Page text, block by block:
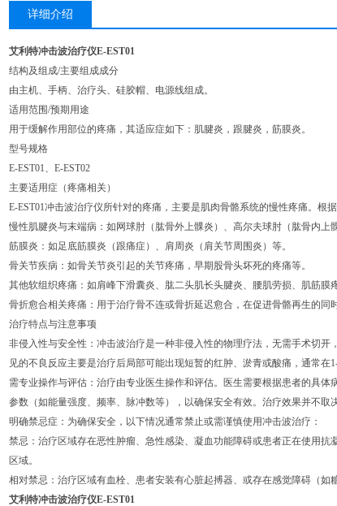
详细介绍
艾利特冲击波治疗仪E-EST01
结构及组成/主要组成成分
由主机、手柄、治疗头、硅胶帽、电源线组成。
适用范围/预期用途
用于缓解作用部位的疼痛，其适应症如下：肌腱炎，跟腱炎，筋膜炎。
型号规格
E-EST01、E-EST02
主要适用症（疼痛相关）
E-EST01冲击波治疗仪所针对的疼痛，主要是肌肉骨骼系统的慢性疼痛。根
慢性肌腱炎与末端病：如网球肘（肱骨外上髁炎）、高尔夫球肘（肱骨内上
筋膜炎：如足底筋膜炎（跟痛症）、肩周炎（肩关节周围炎）等。
骨关节疾病：如骨关节炎引起的关节疼痛，早期股骨头坏死的疼痛等。
其他软组织疼痛：如肩峰下滑囊炎、肱二头肌长头腱炎、腰肌劳损、肌筋膜
骨折愈合相关疼痛：用于治疗骨不连或骨折延迟愈合，在促进骨骼再生的同
治疗特点与注意事项
非侵入性与安全性：冲击波治疗是一种非侵入性的物理疗法，无需手术切
见的不良反应主要是治疗后局部可能出现短暂的红肿、淤青或酸痛，通常在
需专业操作与评估：治疗由专业医生操作和评估。医生需要根据患者的具
参数（如能量强度、频率、脉冲数等），以确保安全有效。治疗效果并不取
明确禁忌症：为确保安全，以下情况通常禁止或需谨慎使用冲击波治疗：
禁忌：治疗区域存在恶性肿瘤、急性感染、凝血功能障碍或患者正在使用
区域。
相对禁忌：治疗区域有血栓、患者安装有心脏起搏器、或存在感觉障碍（如
艾利特冲击波治疗仪E-EST01